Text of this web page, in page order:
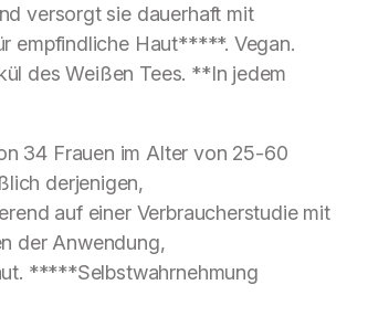
versorgt sie dauerhaft mit
empfindliche Haut*****. Vegan.
des Weißen Tees. **In jedem
34 Frauen im Alter von 25-60
derjenigen,
auf einer Verbraucherstudie mit
der Anwendung,
*****Selbstwahrnehmung